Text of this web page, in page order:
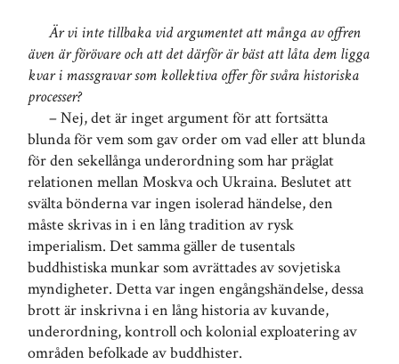
Är vi inte tillbaka vid argumentet att många av offren
även är förövare och att det därför är bäst att låta dem ligga
kvar i massgravar som kollektiva offer för svåra historiska
processer?
– Nej, det är inget argument för att fortsätta
blunda för vem som gav order om vad eller att blunda
för den sekellånga underordning som har präglat
relationen mellan Moskva och Ukraina. Beslutet att
svälta bönderna var ingen isolerad händelse, den
måste skrivas in i en lång tradition av rysk
imperialism. Det samma gäller de tusentals
buddhistiska munkar som avrättades av sovjetiska
myndigheter. Detta var ingen engångshändelse, dessa
brott är inskrivna i en lång historia av kuvande,
underordning, kontroll och kolonial exploatering av
områden befolkade av buddhister.